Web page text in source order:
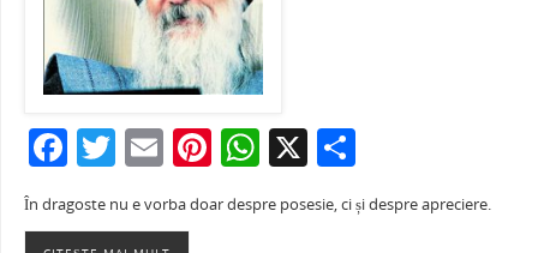
F
a
c
T
w
itt
E
m
ai
Pi
nt
er
W
h
at
X P
ar
ta
În dragoste nu e vorba doar despre posesie, ci și despre apreciere.